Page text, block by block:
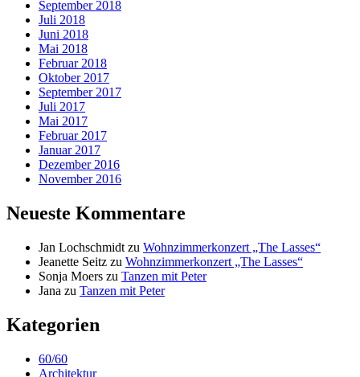
September 2018
Juli 2018
Juni 2018
Mai 2018
Februar 2018
Oktober 2017
September 2017
Juli 2017
Mai 2017
Februar 2017
Januar 2017
Dezember 2016
November 2016
Neueste Kommentare
Jan Lochschmidt zu Wohnzimmerkonzert „The Lasses“
Jeanette Seitz zu Wohnzimmerkonzert „The Lasses“
Sonja Moers zu Tanzen mit Peter
Jana zu Tanzen mit Peter
Kategorien
60/60
Architektur